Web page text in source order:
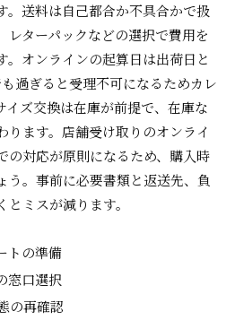
。送料は自己都合か不具合かで扱
レターパックなどの選択で費用を
。オンラインの起算日は出荷日と
過ぎると受理不可になるためカレ
イズ交換は在庫が前提で、在庫な
ります。店舗受け取りのオンライ
の対応が原則になるため、購入時
う。事前に必要書類と返送先、負
ミスが減ります。
トの準備
窓口選択
の再確認